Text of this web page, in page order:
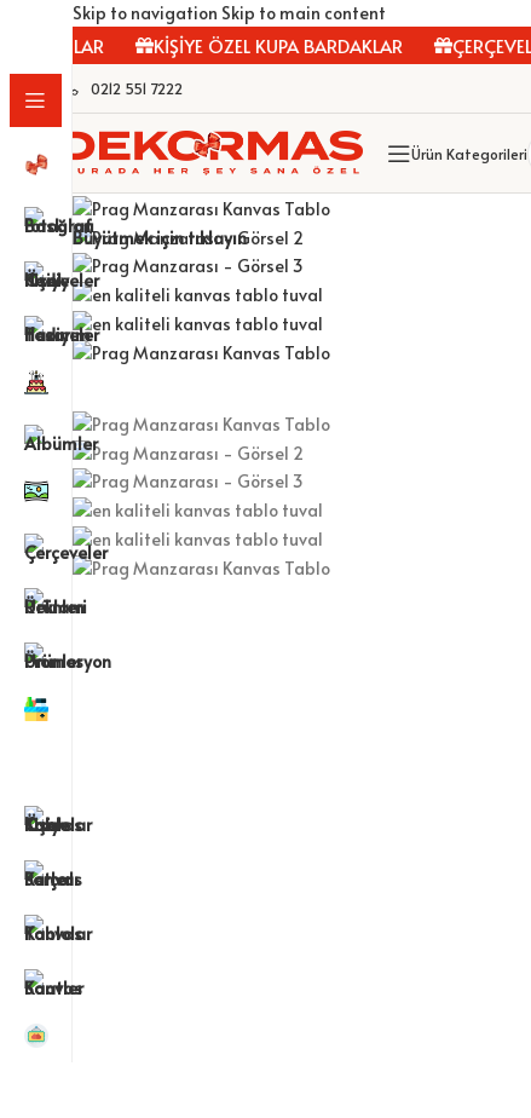
Skip to navigation Skip to main content
KİŞİYE ÖZEL KUPA BARDAKLAR ÇERÇEVELER
0212 551 7222
Ürün Kategorileri
Büyütmek için tıklayın